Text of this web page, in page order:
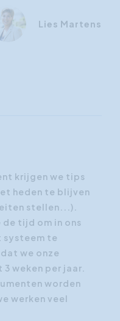
Lies Martens
krijgen we tips
heden te blijven
stellen...).
de tijd om in ons
te
we onze
weken per jaar.
worden
werken veel